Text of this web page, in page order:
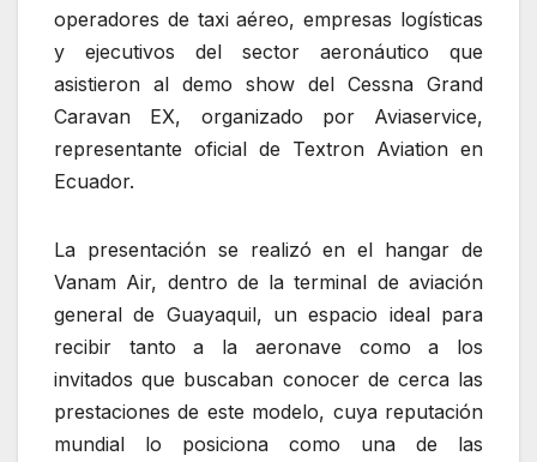
operadores de taxi aéreo, empresas logísticas
y ejecutivos del sector aeronáutico que
asistieron al demo show del Cessna Grand
Caravan EX, organizado por Aviaservice,
representante oficial de Textron Aviation en
Ecuador.
La presentación se realizó en el hangar de
Vanam Air, dentro de la terminal de aviación
general de Guayaquil, un espacio ideal para
recibir tanto a la aeronave como a los
invitados que buscaban conocer de cerca las
prestaciones de este modelo, cuya reputación
mundial lo posiciona como una de las